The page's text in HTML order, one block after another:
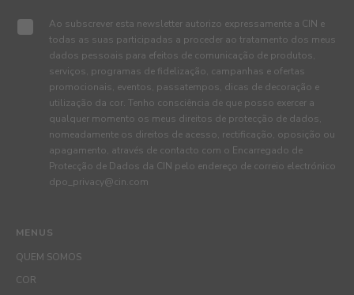
MENUS
QUEM SOMOS
COR
Ao subscrever esta newsletter autorizo expressamente a CIN e
todas as suas participadas a proceder ao tratamento dos meus
dados pessoais para efeitos de comunicação de produtos,
serviços, programas de fidelização, campanhas e ofertas
promocionais, eventos, passatempos, dicas de decoração e
utilização da cor. Tenho consciência de que posso exercer a
qualquer momento os meus direitos de protecção de dados,
nomeadamente os direitos de acesso, rectificação, oposição ou
apagamento, através de contacto com o Encarregado de
Protecção de Dados da CIN pelo endereço de correio electrónico
dpo_privacy@cin.com